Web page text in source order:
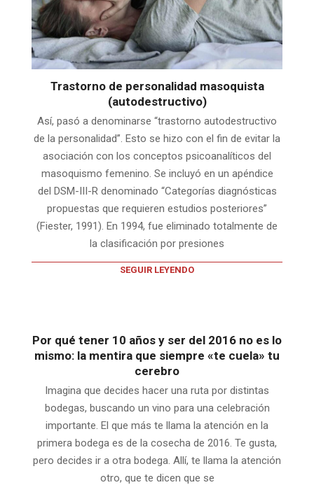
Trastorno de personalidad masoquista
(autodestructivo)
Así, pasó a denominarse “trastorno autodestructivo
de la personalidad”. Esto se hizo con el fin de evitar la
asociación con los conceptos psicoanalíticos del
masoquismo femenino. Se incluyó en un apéndice
del DSM-III-R denominado “Categorías diagnósticas
propuestas que requieren estudios posteriores”
(Fiester, 1991). En 1994, fue eliminado totalmente de
la clasificación por presiones
SEGUIR LEYENDO
Por qué tener 10 años y ser del 2016 no es lo
mismo: la mentira que siempre «te cuela» tu
cerebro
Imagina que decides hacer una ruta por distintas
bodegas, buscando un vino para una celebración
importante. El que más te llama la atención en la
primera bodega es de la cosecha de 2016. Te gusta,
pero decides ir a otra bodega. Allí, te llama la atención
otro, que te dicen que se